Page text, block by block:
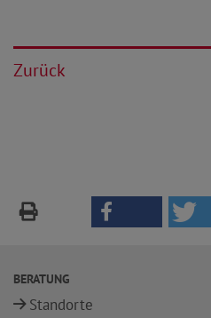
Zurück
BERATUNG
Standorte